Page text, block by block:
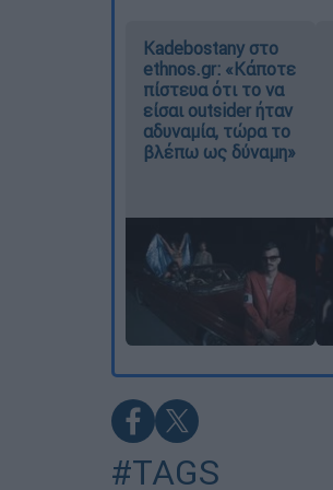
Kadebostany στο
ethnos.gr: «Κάποτε
πίστευα ότι το να
είσαι outsider ήταν
αδυναμία, τώρα το
βλέπω ως δύναμη»
#TAGS